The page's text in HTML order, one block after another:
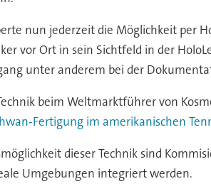
nun jederzeit die Möglichkeit per
vor Ort in sein Sichtfeld in der
unter anderem bei der
beim Weltmarktführer von
Fertigung im amerikanischen
dieser Technik sind
Umgebungen integriert werden.